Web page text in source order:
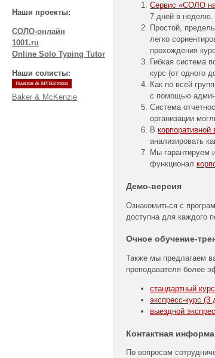
Наши проекты:
СОЛО-онлайн
1001.ru
Online Solo Typing Tutor
Наши солисты:
Baker & McKenzie
Сервис «СОЛО на
7 дней в неделю.
Простой,
легко
прохождения
Гибкая система
курс (от одного
Как по всей
с помощью
Система
организации
В
анализировать
Мы гарантируем
функционал
Демо-версия
Ознакомиться с
доступна для каждого
Очное обучение-
Также мы предлагаем
преподавателя более
стандартный курс
экспресс-курс (3
выездной
Контактная
По вопросам